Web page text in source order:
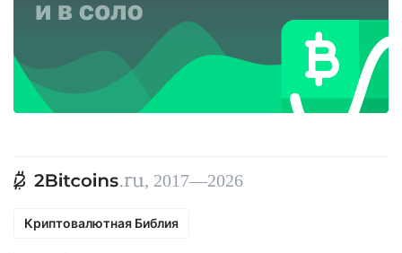
, 2017—2026
Криптовалютная Библия